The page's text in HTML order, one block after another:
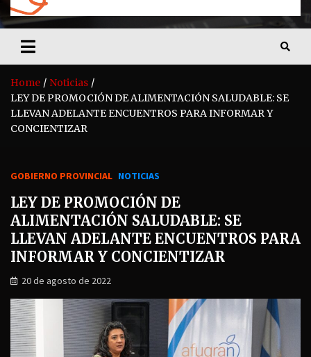
Home
Noticias
LEY DE PROMOCIÓN DE ALIMENTACIÓN SALUDABLE: SE
LLEVAN ADELANTE ENCUENTROS PARA INFORMAR Y
CONCIENTIZAR
GOBIERNO PROVINCIAL NOTICIAS
LEY DE PROMOCIÓN DE
ALIMENTACIÓN SALUDABLE: SE
LLEVAN ADELANTE ENCUENTROS PARA
INFORMAR Y CONCIENTIZAR
20 de agosto de 2022